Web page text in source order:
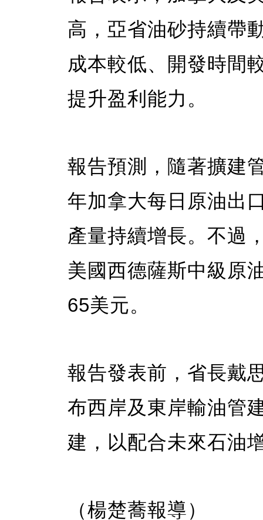
高，亞省油砂持續帶
成本較低、開發時間
提升盈利能力。
報告預測，隨著擴建
年加拿大每日原油出
產量持續增長。不過
美國西德薩斯中級原
65美元。
報告發表前，省長戴
布西岸及東岸輸油管
建，以配合未來石油
（楊楚蕎報導）